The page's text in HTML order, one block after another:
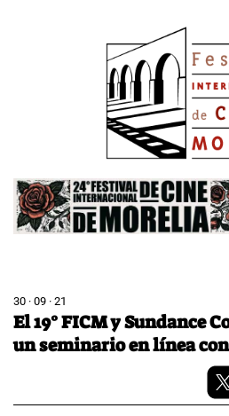
Image
30 · 09 · 21
El 19° FICM y Sundance
un seminario en línea